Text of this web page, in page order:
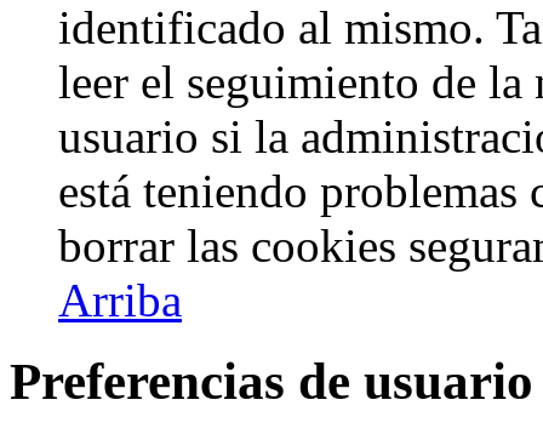
identificado al mismo.
leer el seguimiento de
usuario si la
está teniendo
borrar las cookies
Arriba
Preferencias de